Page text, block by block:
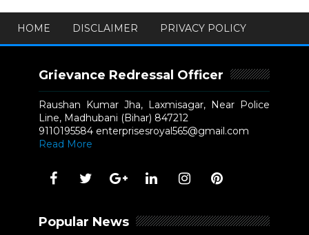
HOME DISCLAIMER PRIVACY POLICY
Grievance Redressal Officer
Raushan Kumar Jha, Laxmisagar, Near Police
Line, Madhubani (Bihar) 847212
9110195584 enterprisesroyal565@gmail.com
Read More
Popular News